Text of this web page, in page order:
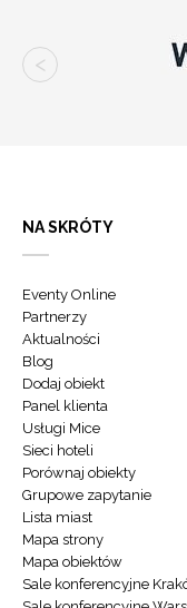
NA SKRÓTY
Eventy Online
Partnerzy
Aktualności
Blog
Dodaj obiekt
Panel klienta
Usługi Mice
Sieci hoteli
Porównaj obiekty
Grupowe zapytanie
Lista miast
Mapa strony
Mapa obiektów
Sale konferencyjne